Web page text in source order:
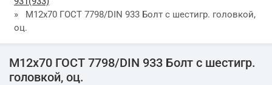
»
М12х70 ГОСТ 7798/DIN 933 Болт с шестигр. головкой,
оц.
М12х70 ГОСТ 7798/DIN 933 Болт с шестигр.
головкой, оц.